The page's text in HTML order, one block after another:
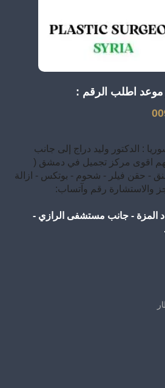
اطلب الرقم :
: الدكتور وليد دراج إلى جانب
اقوى مركز تجميل في دمشق (
- حقن فيلر - شحوم - بوتكس - ازالة
والاستشارة رقم وآتساب:
المزة - جانب مستشفى الرازي -